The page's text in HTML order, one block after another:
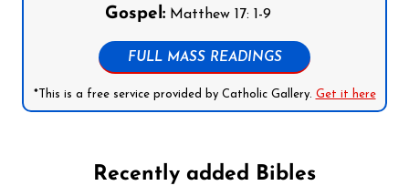
Gospel:Matthew 17: 1-9
FULL MASS READINGS
*This is a free service provided by Catholic Gallery. Get it here
Recently added Bibles